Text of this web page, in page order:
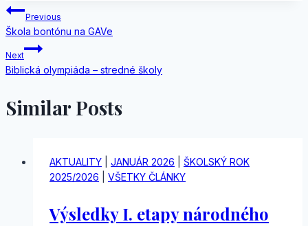
Navigácia
v
článku
Previous
Škola bontónu na GAVe
Next
Biblická olympiáda – stredné školy
Similar Posts
AKTUALITY JANUÁR 2026
ŠKOLSKÝ ROK
2025/2026
VŠETKY ČLÁNKY
Výsledky I. etapy národného